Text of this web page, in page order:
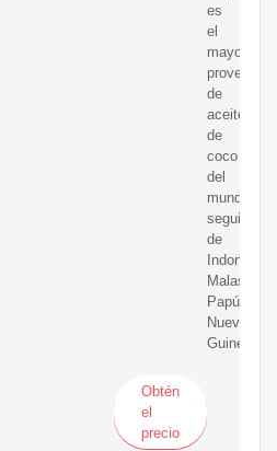
es
el
mayor
proveedor
de
aceite
de
coco
del
mundo,
seguido
de
Indonesia,
Malasia,
Papúa
Nueva
Guinea
Obtén
el
precio